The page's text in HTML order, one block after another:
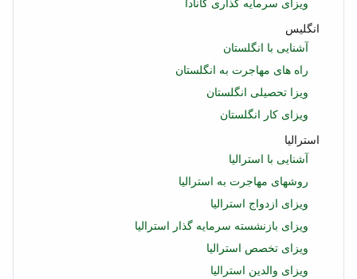
ویزای سرمایه گذاری کانادا
انگلیس
آشنایی با انگلستان
راه های مهاجرت به انگلستان
ویزا تحصیلی انگلستان
ویزای کار انگلستان
استرالیا
آشنایی با استرالیا
روشهای مهاجرت به استرالیا
ویزای ازدواج استرالیا
ویزای بازنشسته سرمایه گذار استرالیا
ویزای تخصص استرالیا
ویزای والدین استرالیا